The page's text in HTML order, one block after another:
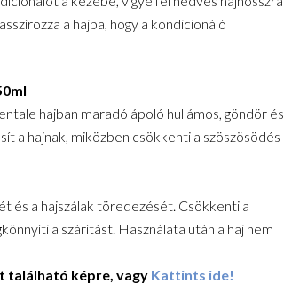
a hajba, hogy a kondicionáló
hajban maradó ápoló hullámos, göndör és
a hajnak, miközben csökkenti a szöszösödés
és a hajszálak töredezését. Csökkenti a
a szárítást. Használata után a haj nem
található képre, vagy Kattints ide!